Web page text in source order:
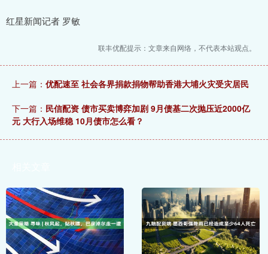
红星新闻记者 罗敏
联丰优配提示：文章来自网络，不代表本站观点。
上一篇： 优配速至 社会各界捐款捐物帮助香港大埔火灾受灾居民
下一篇： 民信配资 债市买卖博弈加剧 9月债基二次抛压近2000亿
元 大行入场维稳 10月债市怎么看？